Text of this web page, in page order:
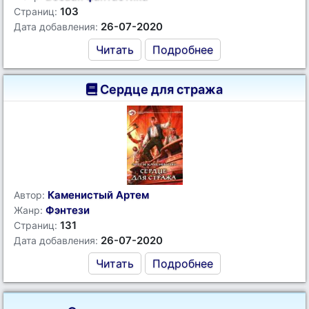
Страниц: 103
Дата добавления: 26-07-2020
Читать Подробнее
Сердце для стража
Автор: Каменистый Артем
Жанр: Фэнтези
Страниц: 131
Дата добавления: 26-07-2020
Читать Подробнее